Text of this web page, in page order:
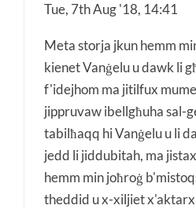
Tue, 7th Aug '18, 14:41
Meta storja jkun hemm
kienet Vanġelu u dawk li
f'idejhom ma jitilfux
jippruvaw ibellgħuha sal-
tabilħaqq hi Vanġelu u li
jedd li jiddubitah, ma
hemm min joħroġ
theddid u x-xiljiet